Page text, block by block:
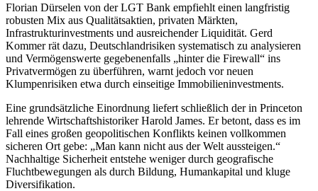
Florian Dürselen von der LGT Bank empfiehlt einen langfristig
robusten Mix aus Qualitätsaktien, privaten Märkten,
Infrastrukturinvestments und ausreichender Liquidität. Gerd
Kommer rät dazu, Deutschlandrisiken systematisch zu analysieren
und Vermögenswerte gegebenenfalls „hinter die Firewall“ ins
Privatvermögen zu überführen, warnt jedoch vor neuen
Klumpenrisiken etwa durch einseitige Immobilieninvestments.
Eine grundsätzliche Einordnung liefert schließlich der in Princeton
lehrende Wirtschaftshistoriker Harold James. Er betont, dass es im
Fall eines großen geopolitischen Konflikts keinen vollkommen
sicheren Ort gebe: „Man kann nicht aus der Welt aussteigen.“
Nachhaltige Sicherheit entstehe weniger durch geografische
Fluchtbewegungen als durch Bildung, Humankapital und kluge
Diversifikation.